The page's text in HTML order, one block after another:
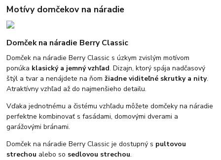
Motívy domčekov na náradie
Domček na náradie Berry Classic
Domček na náradie Berry Classic s úzkym zvislým motívom
ponúka klasický a jemný vzhľad. Dizajn, ktorý spája nadčasový
štýl a tvar a nenájdete na ňomžiadne viditeľné skrutky a nity.
Atraktívny vzhľad až do najmenšieho detailu.
Vďaka jednotnému a čistému vzhľadu môžete domčeky na náradie
perfektne kombinovať s fasádami, domovými dverami a
garážovými bránami.
Domček na náradie Berry Classic je dostupný s pultovou
strechou alebo so sedlovou strechou.